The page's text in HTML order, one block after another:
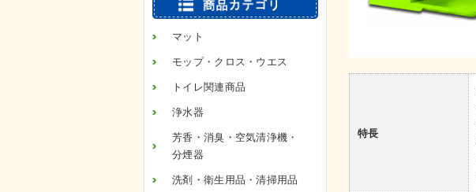
マット
モップ・クロス・ウエス
トイレ関連商品
浄水器
芳香・消臭・空気清浄機・
分煙器
洗剤・衛生用品・清掃用品
特長